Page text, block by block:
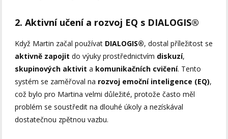
2. Aktivní učení a rozvoj EQ s DIALOGIS®
Když Martin začal používat DIALOGIS®, dostal příležitost se
aktivně zapojit do výuky prostřednictvím diskuzí,
skupinových aktivit a komunikačních cvičení. Tento
systém se zaměřoval na rozvoj emoční inteligence (EQ),
což bylo pro Martina velmi důležité, protože často měl
problém se soustředit na dlouhé úkoly a nezískával
dostatečnou zpětnou vazbu.